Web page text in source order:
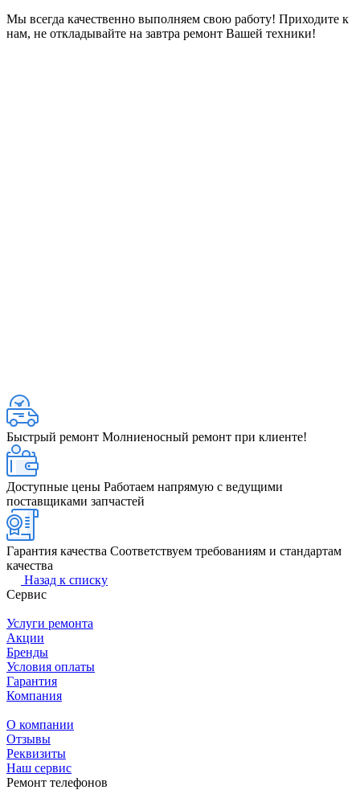
Мы всегда качественно выполняем свою работу! Приходите к
нам, не откладывайте на завтра ремонт Вашей техники!
Быстрый ремонт Молниеносный ремонт при клиенте!
Доступные цены Работаем напрямую с ведущими
поставщиками запчастей
Гарантия качества Соответствуем требованиям и стандартам
качества
Назад к списку
Сервис
Услуги ремонта
Акции
Бренды
Условия оплаты
Гарантия
Компания
О компании
Отзывы
Реквизиты
Наш сервис
Ремонт телефонов